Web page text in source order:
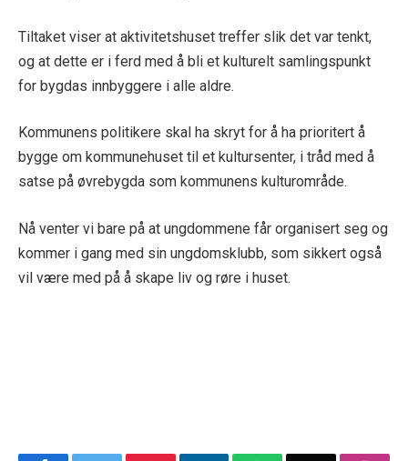
Tiltaket viser at aktivitetshuset treffer slik det var tenkt,
og at dette er i ferd med å bli et kulturelt samlingspunkt
for bygdas innbyggere i alle aldre.
Kommunens politikere skal ha skryt for å ha prioritert å
bygge om kommunehuset til et kultursenter, i tråd med å
satse på øvrebygda som kommunens kulturområde.
Nå venter vi bare på at ungdommene får organisert seg og
kommer i gang med sin ungdomsklubb, som sikkert også
vil være med på å skape liv og røre i huset.